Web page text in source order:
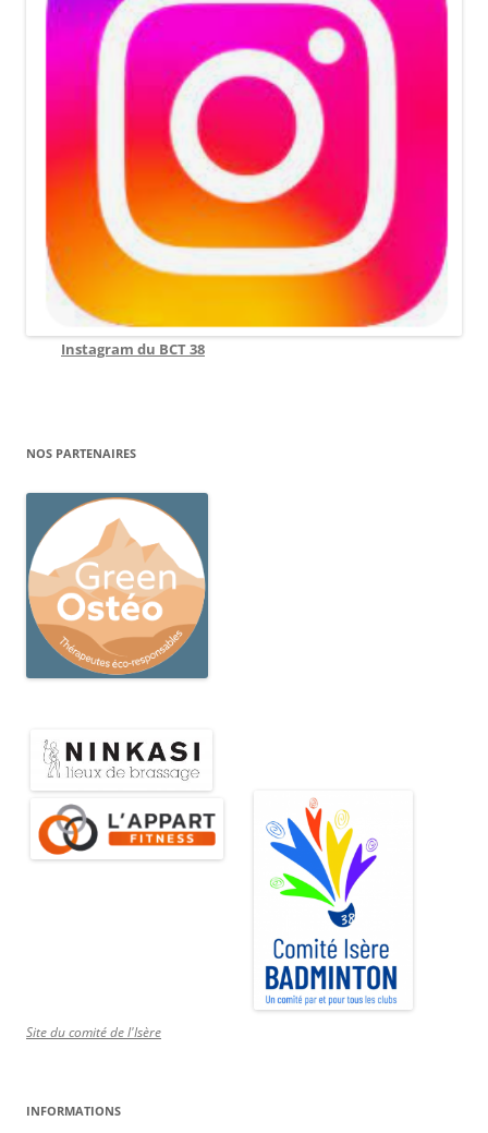
Instagram du BCT 38
NOS PARTENAIRES
Site du comité de l'Isère
INFORMATIONS